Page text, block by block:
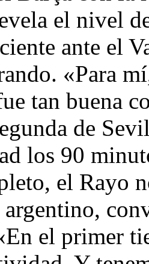
el nivel
ante el
«Para
tan buena
de
los 90
el Rayo
el primer